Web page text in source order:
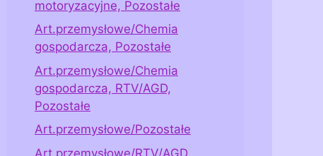
motoryzacyjne, Pozostałe
Art.przemysłowe/Chemia
gospodarcza, Pozostałe
Art.przemysłowe/Chemia
gospodarcza, RTV/AGD,
Pozostałe
Art.przemysłowe/Pozostałe
Art.przemysłowe/RTV/AGD